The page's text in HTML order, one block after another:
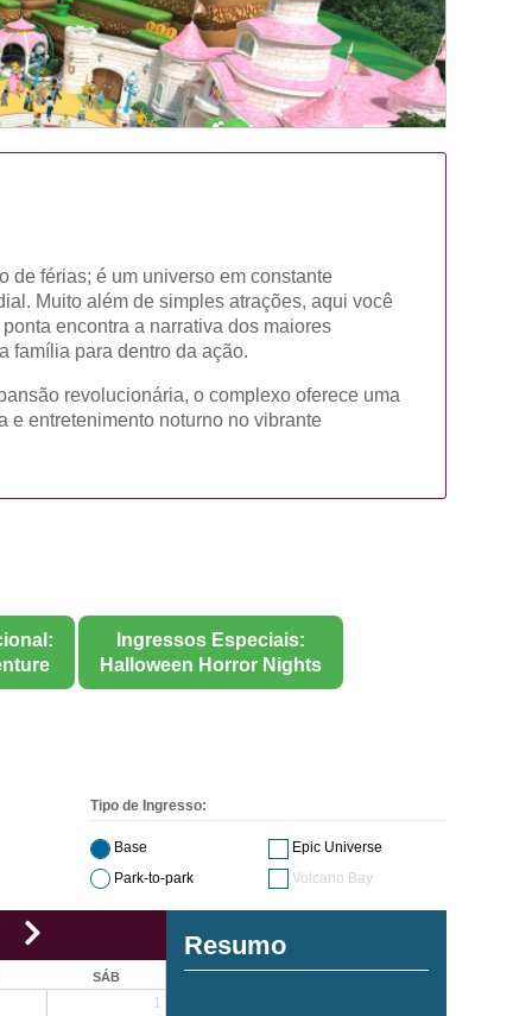
de férias; é um universo em constante
Muito além de simples atrações, aqui você
encontra a narrativa dos maiores
família para dentro da ação.
revolucionária, o complexo oferece uma
e entretenimento noturno no vibrante
Ingressos Especiais:
Halloween Horror Nights
Tipo de Ingresso:
Base
Park-to-park
Epic Universe
Volcano Bay
SÁB
1
Resumo